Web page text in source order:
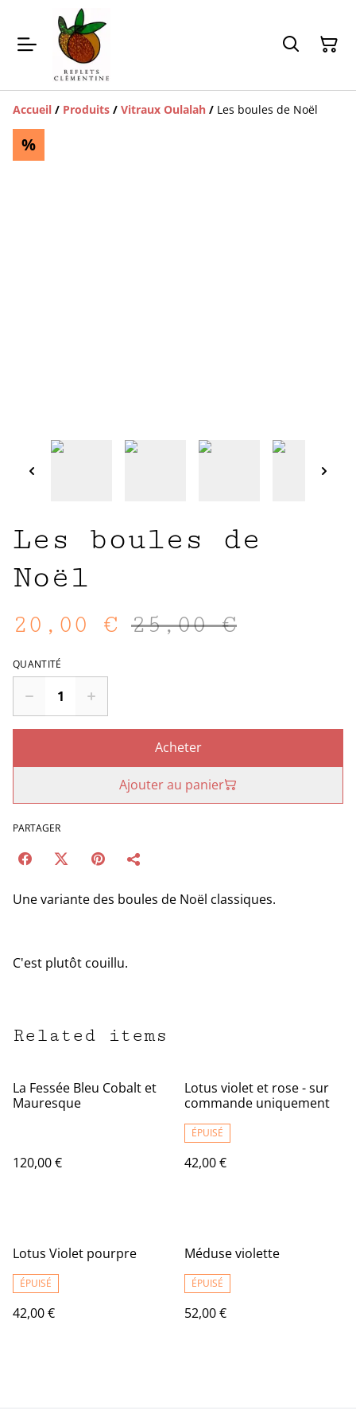
Accueil / Produits / Vitraux Oulalah / Les boules de Noël
%
Les boules de
Noël
20,00 € 25,00 €
QUANTITÉ
Acheter
Ajouter au panier
PARTAGER
Une variante des boules de Noël classiques.
C'est plutôt couillu.
Related items
La Fessée Bleu Cobalt et
Mauresque
120,00 €
Lotus violet et rose - sur
commande uniquement
ÉPUISÉ
42,00 €
Lotus Violet pourpre
ÉPUISÉ
42,00 €
Méduse violette
ÉPUISÉ
52,00 €